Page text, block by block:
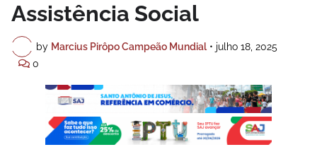
Assistência Social
by Marcius Pirôpo Campeão Mundial • julho 18, 2025
0